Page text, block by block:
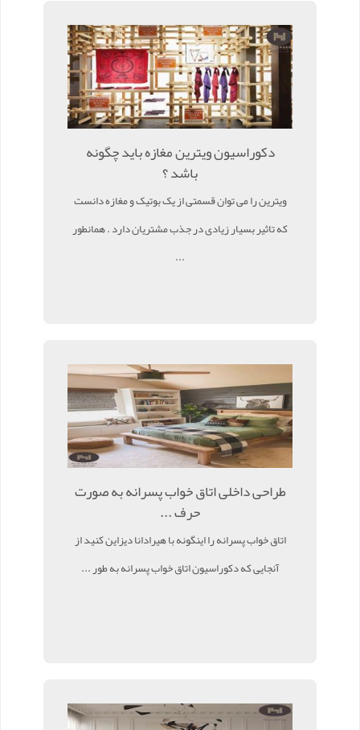
دکوراسیون ویترین مغازه باید چگونه
باشد ؟
ویترین را می توان قسمتی از یک بوتیک و مغازه دانست
که تاثیر بسیار زیادی در جذب مشتریان دارد . همانطور
...
طراحی داخلی اتاق خواب پسرانه به صورت
حرف ...
اتاق خواب پسرانه را اینگونه با هیرادانا دیزاین کنید از
آنجایی که دکوراسیون اتاق خواب پسرانه به طور ...